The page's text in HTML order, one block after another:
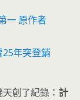
一 原作者
年突登銷
創了紀錄： 計